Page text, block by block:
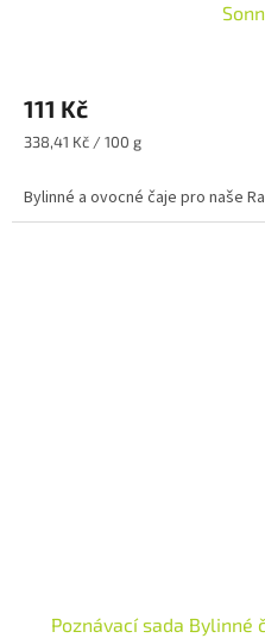
111 Kč
Měrná
338,41 Kč / 100 g
Bylinné a ovocné čaje pro naše
Poznávací sada Bylinné